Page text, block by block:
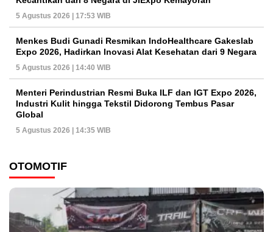
5 Agustus 2026 | 17:53 WIB
Menkes Budi Gunadi Resmikan IndoHealthcare Gakeslab
Expo 2026, Hadirkan Inovasi Alat Kesehatan dari 9 Negara
5 Agustus 2026 | 14:40 WIB
Menteri Perindustrian Resmi Buka ILF dan IGT Expo 2026,
Industri Kulit hingga Tekstil Didorong Tembus Pasar
Global
5 Agustus 2026 | 14:35 WIB
OTOMOTIF